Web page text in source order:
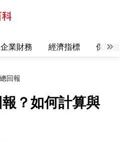
企業財務 經濟指標 保險
回報
？如何計算與